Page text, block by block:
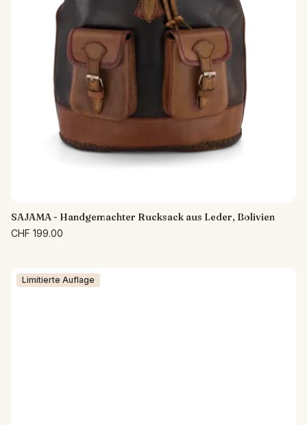
SAJAMA - Handgemachter Rucksack aus Leder, Bolivien
CHF 199.00
Limitierte Auflage